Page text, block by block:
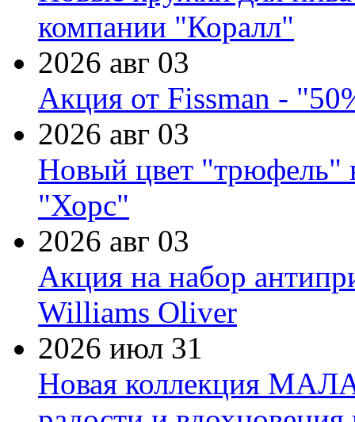
компании "Коралл"
2026 авг 03
Акция от Fissman -
2026 авг 03
Новый цвет "трюфель"
"Хорс"
2026 авг 03
Акция на набор
Williams Oliver
2026 июл 31
Новая коллекция